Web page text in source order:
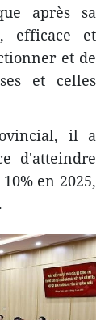
après sa
efficace et
et de
et celles
il a
d'atteindre
en 2025,